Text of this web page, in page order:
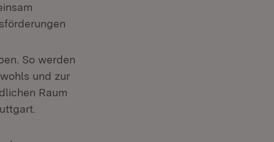
So werden
und zur
Raum